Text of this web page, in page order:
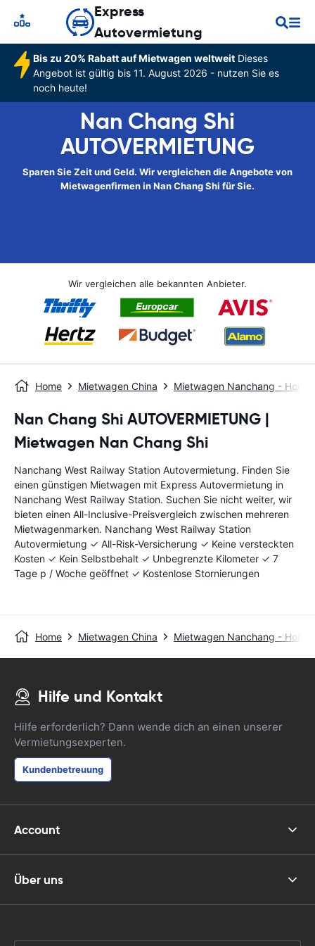
Express
Autovermietung
Bis zu 20% Rabatt auf Mietwagen weltweitDieses
Angebot ist gültig bis 11. August 2026 - nutzen Sie es
noch heute!
Nan Chang Shi
AUTOVERMIETUNG
Sparen Sie Zeit und Geld. Wir vergleichen die Angebote von
Mietwagenfirmen in Nan Chang Shi für Sie.
Wir vergleichen alle bekannten Anbieter.
Home Mietwagen China Mietwagen Nanchang -
Nan Chang Shi AUTOVERMIETUNG |
Mietwagen Nan Chang Shi
Nanchang West Railway Station Autovermietung. Finden Sie
einen günstigen Mietwagen mit Express Autovermietung in
Nanchang West Railway Station. Suchen Sie nicht weiter, wir
bieten einen All-Inclusive-Preisvergleich zwischen mehreren
Mietwagenmarken. Nanchang West Railway Station
Autovermietung ✓ All-Risk-Versicherung ✓ Keine versteckten
Kosten ✓ Kein Selbstbehalt ✓ Unbegrenzte Kilometer ✓ 7
Tage p / Woche geöffnet ✓ Kostenlose Stornierungen
Home Mietwagen China Mietwagen Nanchang -
Hilfe und Kontakt
Hilfe erforderlich? Dann wende dich an einen unserer
Vermietungsexperten.
Kundenbetreuung
Account
Über uns